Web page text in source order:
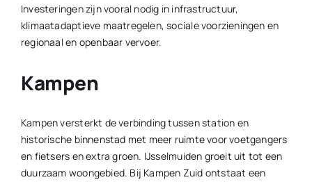
Investeringen zijn vooral nodig in infrastructuur,
klimaatadaptieve maatregelen, sociale voorzieningen en
regionaal en openbaar vervoer.
Kampen
Kampen versterkt de verbinding tussen station en
historische binnenstad met meer ruimte voor voetgangers
en fietsers en extra groen. IJsselmuiden groeit uit tot een
duurzaam woongebied. Bij Kampen Zuid ontstaat een